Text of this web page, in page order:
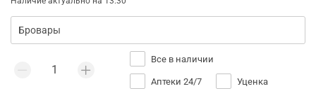
Все в наличии
Аптеки 24/7 Уценка